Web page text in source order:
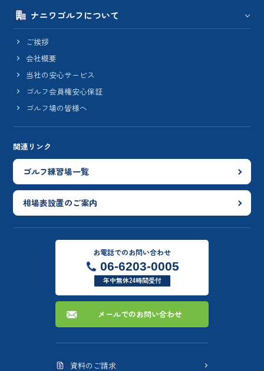
ナニワゴルフについて
ご挨拶
会社概要
当社の安心サービス
ゴルフ会員権安心保証
ゴルフ場の皆様へ
関連リンク
ゴルフ練習場一覧
相場表設置のご案内
お電話でのお問い合わせ
06-6203-0005
年中無休24時間受付
メールでのお問い合わせ
資料のご請求